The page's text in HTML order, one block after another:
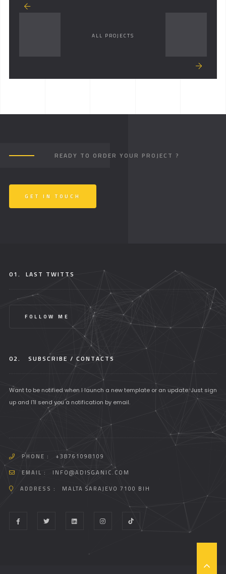
ALL PROJECTS
READY TO ORDER YOUR PROJECT ?
GET IN TOUCH
01. LAST TWITTS
FOLLOW ME
02. SUBSCRIBE / CONTACTS
Want to be notified when I launch a new template or an update. Just sign
up and I'll send you a notification by email.
PHONE :
+38761098109
EMAIL :
INFO@ADISGANIC.COM
ADDRESS :
MALTA SARAJEVO 7100 BIH